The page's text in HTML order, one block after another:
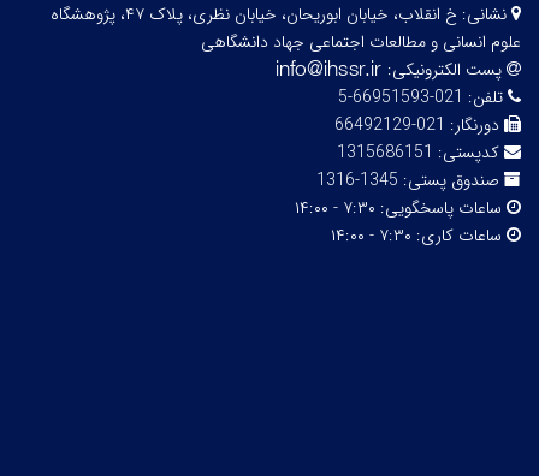
نشانی:
خ انقلاب، خیابان ابوریحان، خیابان نظری، پلاک ۴۷، پژوهشگاه
علوم انسانی و مطالعات اجتماعی جهاد دانشگاهی
پست الکترونیکی:
تلفن: 021-66951593-5
دورنگار: 021-66492129
کدپستی: 1315686151
صندوق پستی: 1345-1316
ساعات پاسخگویی: ۷:۳۰ - ۱۴:۰۰
ساعات کاری: ۷:۳۰ - ۱۴:۰۰